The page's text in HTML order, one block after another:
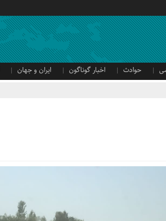
حوادث اخبار گوناگون ایران و جهان